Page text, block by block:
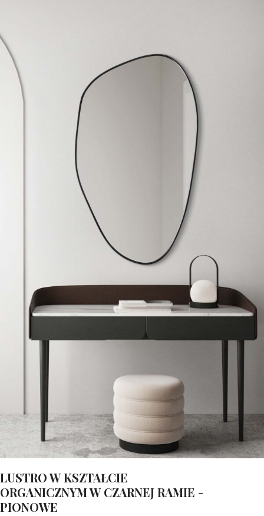
LUSTRO W KSZTAŁCIE
ORGANICZNYM W CZARNEJ RAMIE -
PIONOWE